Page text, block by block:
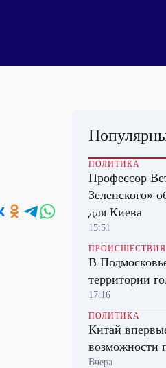
ПОЛИТИКА
Профессор
Зеленского»
для Киева
15:51
ПРОИСШЕСТВИЯ
В
территории
17:16
ПОЛИТИКА
Китай
возможности
Вчера